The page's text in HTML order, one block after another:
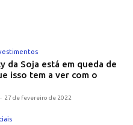
da Soja está em queda de
isso tem a ver com o
- 27 de fevereiro de 2022